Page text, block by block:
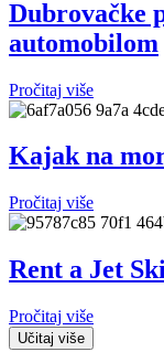
Dubrovačke
automobilom
Pročitaj više
Kajak na
Pročitaj više
Rent a Jet
Pročitaj više
Učitaj više